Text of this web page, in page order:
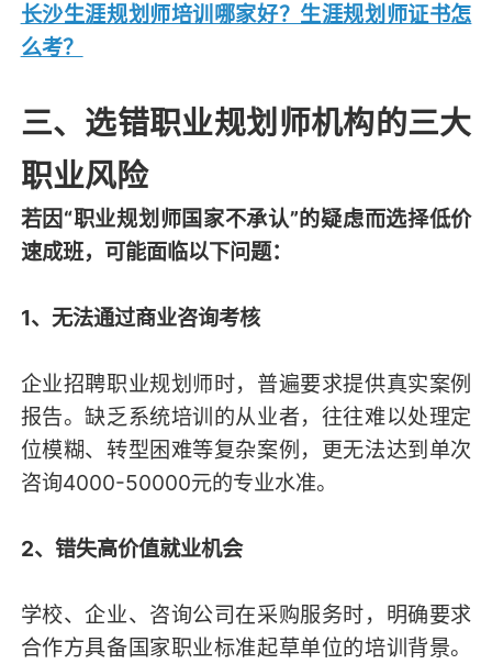
长沙生涯规划师培训哪家好？生涯规划师证书怎
么考？
三、选错职业规划师机构的三大
职业风险
若因“职业规划师国家不承认”的疑虑而选择低价
速成班，可能面临以下问题：
1、无法通过商业咨询考核
企业招聘职业规划师时，普遍要求提供真实案例
报告。缺乏系统培训的从业者，往往难以处理定
位模糊、转型困难等复杂案例，更无法达到单次
咨询4000-50000元的专业水准。
2、错失高价值就业机会
学校、企业、咨询公司在采购服务时，明确要求
合作方具备国家职业标准起草单位的培训背景。